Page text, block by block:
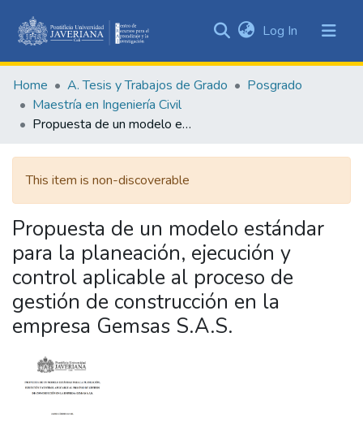
&
Collections
All of DSpace
Statistics
Log In (current)
Home A. Tesis y Trabajos de Grado
Posgrado
Maestría en Ingeniería Civil
Propuesta de un modelo estándar para la planeación, ejecución y control aplicable al proceso de gestión de construcción en la empresa Gemsas S.A.S.
This item is non-discoverable
Propuesta de un modelo estándar
para la planeación, ejecución y
control aplicable al proceso de
gestión de construcción en la
empresa Gemsas S.A.S.